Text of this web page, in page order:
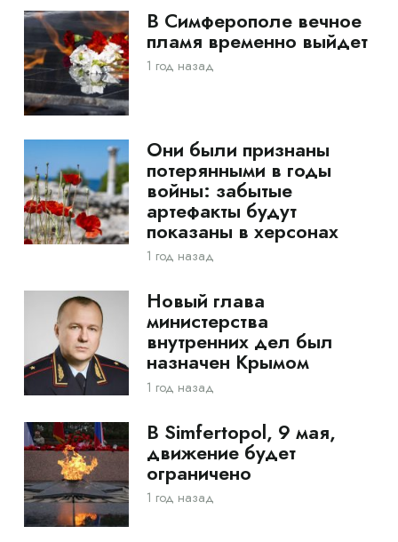
В Симферополе вечное
пламя временно выйдет
1 год назад
Они были признаны
потерянными в годы
войны: забытые
артефакты будут
показаны в херсонах
1 год назад
Новый глава
министерства
внутренних дел был
назначен Крымом
1 год назад
В Simfertopol, 9 мая,
движение будет
ограничено
1 год назад